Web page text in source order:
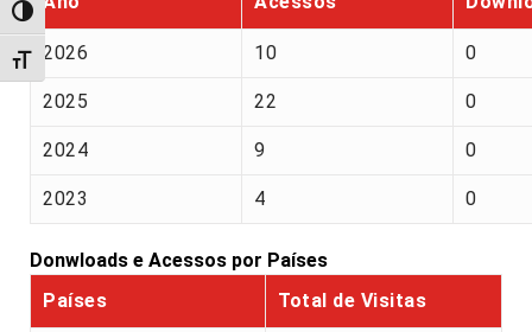
Alternar alto contraste
Alternar tamanho da fonte
2026 10 0
2025 22 0
2024 9 0
2023 4 0
Donwloads e Acessos por Países
Países
Total de Visitas